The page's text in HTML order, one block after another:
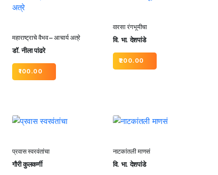
महाराष्ट्राचे वैभव – आचार्य अत्रे
डॉ. नीला पांढरे
100.00
वारसा रंगभूमीचा
वि. भा. देशपांडे
200.00
प्रवास स्वरवंतांचा
गौरी कुलकर्णी
नाटकांतली माणसं
वि. भा. देशपांडे